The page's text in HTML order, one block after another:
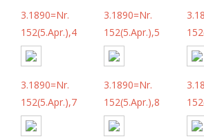
3.1890=Nr.
152(5.Apr.),4
3.1890=Nr.
152(5.Apr.),5
3.1890=Nr.
152(5.Apr.),7
3.1890=Nr.
152(5.Apr.),8